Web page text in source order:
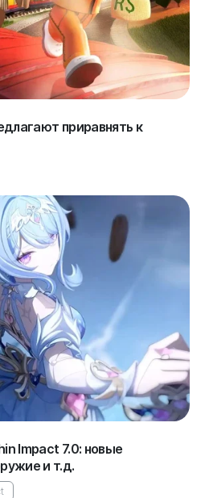
приравнять к
Impact 7.0: новые
и т.д.